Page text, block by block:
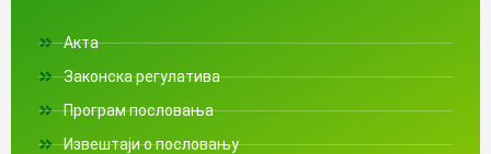
Акта
Законска регулатива
Програм пословања
Извештаји о пословању